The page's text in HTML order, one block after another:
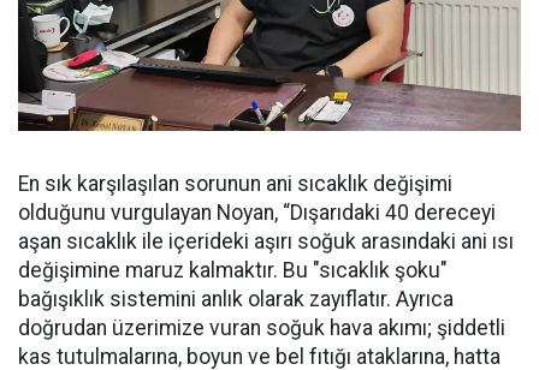
En sık karşılaşılan sorunun ani sıcaklık değişimi
olduğunu vurgulayan Noyan, “Dışarıdaki 40 dereceyi
aşan sıcaklık ile içerideki aşırı soğuk arasındaki ani ısı
değişimine maruz kalmaktır. Bu "sıcaklık şoku"
bağışıklık sistemini anlık olarak zayıflatır. Ayrıca
doğrudan üzerimize vuran soğuk hava akımı; şiddetli
kas tutulmalarına, boyun ve bel fıtığı ataklarına, hatta